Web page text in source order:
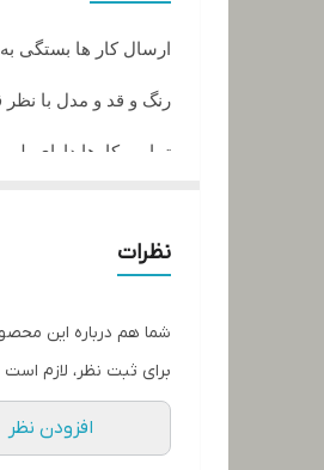
ارسال کار ها بستگی به اندازه کار از 10
رنگ و قد و مدل با نظر
تمامی کارها دارای
در صورت داشتن سوال
نظرات
شما هم درباره این
برای ثبت نظر، لازم
افزودن نظر